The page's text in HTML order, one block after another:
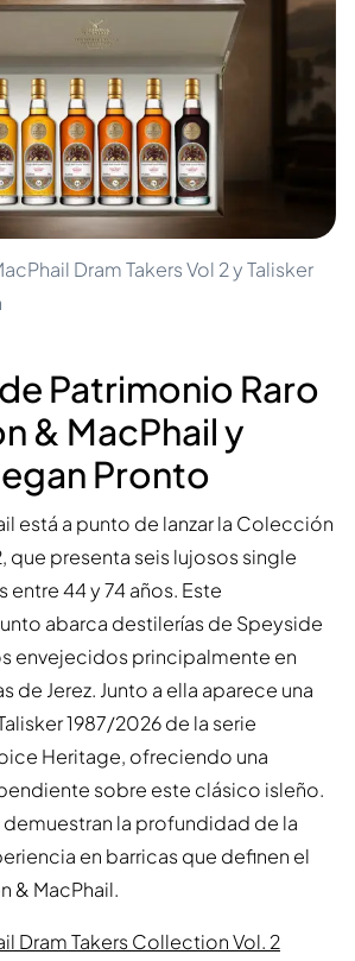
Dram Takers Vol 2 y Talisker
Patrimonio Raro
& MacPhail y
Pronto
está a punto de lanzar la Colección
que presenta seis lujosos single
44 y 74 años. Este
abarca destilerías de Speyside
envejecidos principalmente en
de Jerez. Junto a ella aparece una
1987/2026 de la serie
Heritage, ofreciendo una
sobre este clásico isleño.
la profundidad de la
en barricas que definen el
& MacPhail.
Dram Takers Collection Vol. 2